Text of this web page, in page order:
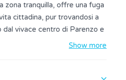
zona tranquilla, offre una fuga
cittadina, pur trovandosi a
dal vivace centro di Parenzo e
L'appartamento e
condizionata e Wi-Fi
Show more